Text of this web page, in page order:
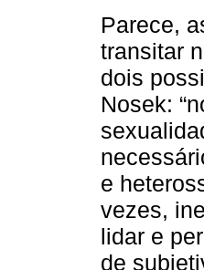
Parece,
transitar
dois
Nosek:
e
vezes,
lidar e
de